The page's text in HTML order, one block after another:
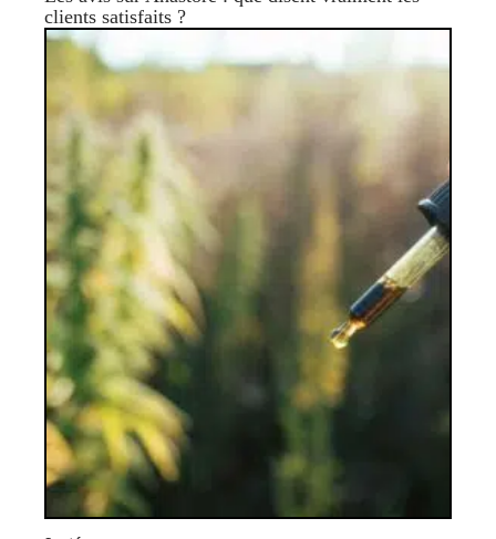
clients satisfaits ?